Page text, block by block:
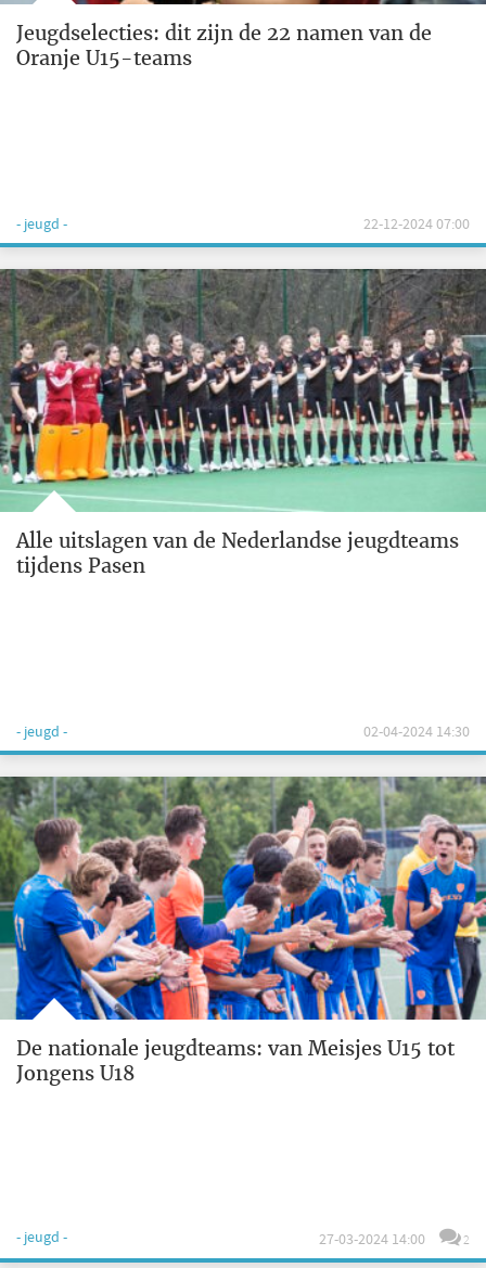
Jeugdselecties: dit zijn de 22 namen van de
Oranje U15-teams
- jeugd - 22-12-2024 07:00
Alle uitslagen van de Nederlandse jeugdteams
tijdens Pasen
- jeugd - 02-04-2024 14:30
De nationale jeugdteams: van Meisjes U15 tot
Jongens U18
- jeugd - 27-03-2024 14:00 2